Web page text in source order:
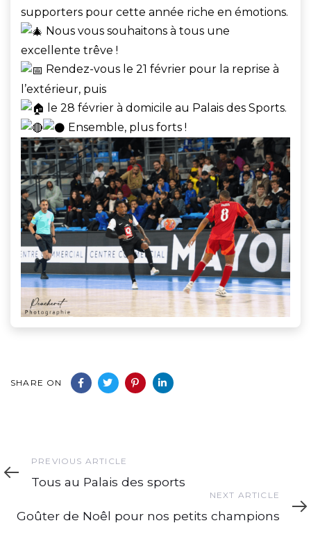
supporters pour cette année riche en émotions.
Nous vous souhaitons à tous une
excellente trêve !
Rendez-vous le 21 février pour la reprise à
l’extérieur, puis
le 28 février à domicile au Palais des Sports.
Ensemble, plus forts !
SHARE ON
Previous
Article
PREVIOUS ARTICLE
Tous au Palais des sports
Article
NEXT ARTICLE
Goûter de Noêl pour nos petits champions